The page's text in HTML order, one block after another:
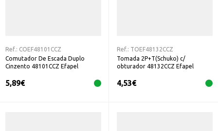
Ref.: COEF48101CCZ
Comutador De Escada Duplo
Cinzento 48101CCZ Efapel
5,89€
Ref.: TOEF48132CCZ
Tomada 2P+T(Schuko) c/
obturador 48132CCZ Efapel
4,53€